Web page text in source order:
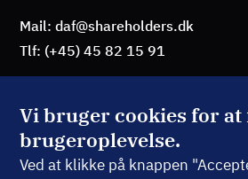
Vi bruger cookies for
brugeroplevelse.
Ved at klikke på knappen
Mail: daf@shareholders.dk
Tlf: (+45) 45 82 15 91
BLIV MEDLEM